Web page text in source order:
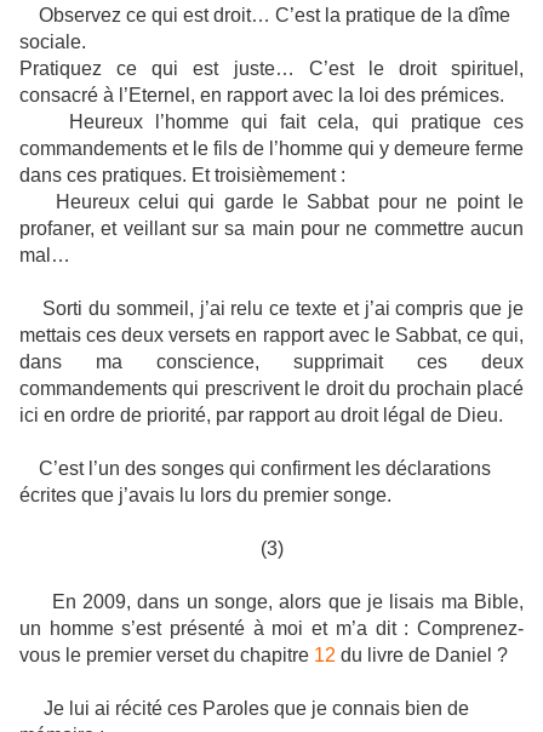
Observez ce qui est droit… C’est la pratique de la dîme
sociale.
Pratiquez ce qui est juste… C’est le droit spirituel,
consacré à l’Eternel, en rapport avec la loi des prémices.
Heureux l’homme qui fait cela, qui pratique ces
commandements et le fils de l’homme qui y demeure ferme
dans ces pratiques. Et troisièmement :
Heureux celui qui garde le Sabbat pour ne point le
profaner, et veillant sur sa main pour ne commettre aucun
mal…
Sorti du sommeil, j’ai relu ce texte et j’ai compris que je
mettais ces deux versets en rapport avec le Sabbat, ce qui,
dans ma conscience, supprimait ces deux
commandements qui prescrivent le droit du prochain placé
ici en ordre de priorité, par rapport au droit légal de Dieu.
C’est l’un des songes qui confirment les déclarations
écrites que j’avais lu lors du premier songe.
(3)
En 2009, dans un songe, alors que je lisais ma Bible,
un homme s’est présenté à moi et m’a dit : Comprenez-
vous le premier verset du chapitre 12 du livre de Daniel ?
Je lui ai récité ces Paroles que je connais bien de